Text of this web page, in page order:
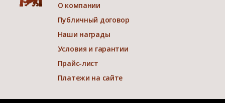
О компании
Публичный договор
Наши награды
Условия и гарантии
Прайс-лист
Платежи на сайте